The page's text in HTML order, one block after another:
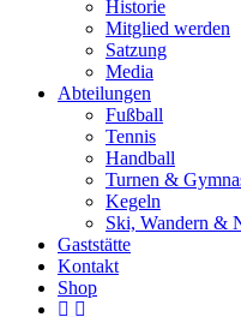
Historie
Mitglied werden
Satzung
Media
Abteilungen
Fußball
Tennis
Handball
Turnen &
Kegeln
Ski, Wandern &
Gaststätte
Kontakt
Shop
facebook
instagram